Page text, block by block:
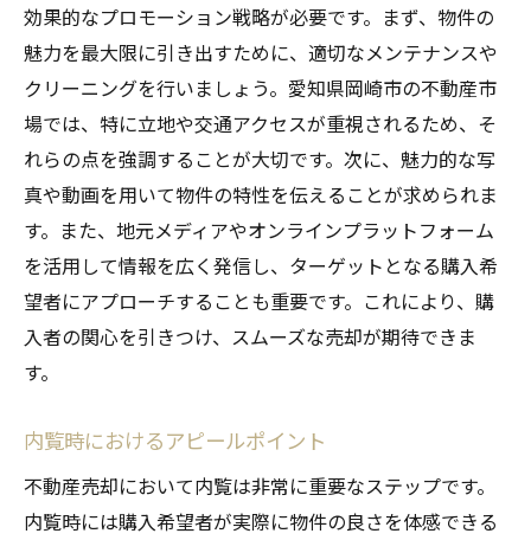
効果的なプロモーション戦略が必要です。まず、物件の
魅力を最大限に引き出すために、適切なメンテナンスや
クリーニングを行いましょう。愛知県岡崎市の不動産市
場では、特に立地や交通アクセスが重視されるため、そ
れらの点を強調することが大切です。次に、魅力的な写
真や動画を用いて物件の特性を伝えることが求められま
す。また、地元メディアやオンラインプラットフォーム
を活用して情報を広く発信し、ターゲットとなる購入希
望者にアプローチすることも重要です。これにより、購
入者の関心を引きつけ、スムーズな売却が期待できま
す。
内覧時におけるアピールポイント
不動産売却において内覧は非常に重要なステップです。
内覧時には購入希望者が実際に物件の良さを体感できる